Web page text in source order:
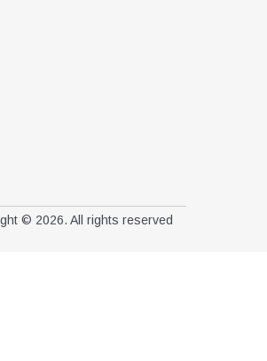
© 2026. All rights reserved